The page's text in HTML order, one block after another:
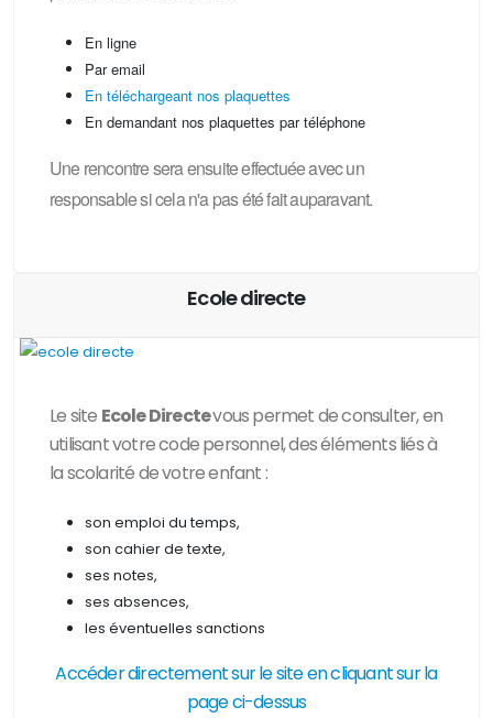
En ligne
Par email
En téléchargeant nos plaquettes
En demandant nos plaquettes par téléphone
Une rencontre sera ensuite effectuée avec un
responsable si cela n'a pas été fait auparavant.
Ecole directe
Le site Ecole Directevous permet de consulter, en
utilisant votre code personnel, deséléments liés à
la scolarité de votre enfant :
son emploi du temps,
son cahier de texte,
ses notes,
ses absences,
les éventuelles sanctions
Accéder directement sur le site en cliquant sur la
page ci-dessus